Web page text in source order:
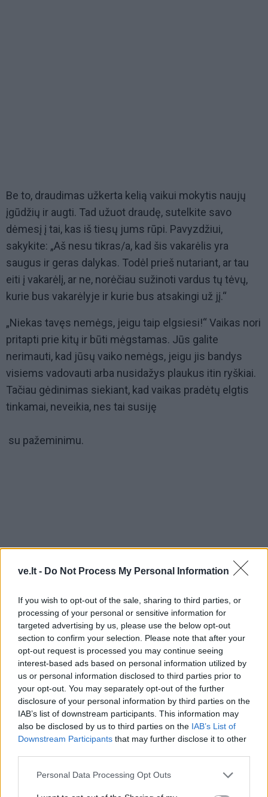
ve.lt - Do Not Process My Personal Information
If you wish to opt-out of the sale, sharing to third parties, or
processing of your personal or sensitive information for
targeted advertising by us, please use the below opt-out
section to confirm your selection. Please note that after your
opt-out request is processed you may continue seeing
interest-based ads based on personal information utilized by
us or personal information disclosed to third parties prior to
your opt-out. You may separately opt-out of the further
disclosure of your personal information by third parties on the
IAB’s list of downstream participants. This information may
also be disclosed by us to third parties on the IAB’s List of
Downstream Participants that may further disclose it to other
Personal Data Processing Opt Outs
Be to, draudimas užkerta kelią vaikui mokytis naujų
įgūdžių ir augti. Tad užuot draudę, sutelkite savo
dėmesį į tai, kas iš tiesų jums rūpi. Pavyzdžiui,
sakykite: „Aš nesu tikras/a, kad šis vakarėlis yra
saugus ir geras dalykas. Todėl prieš nutariant, ar tau
eiti į vakarėlį, ar ne, norėčiau sužinoti vardus tų tėvų,
kurie bus vakarėlyje ir kurie bus atsakingi už jį.“
„Niekas tavęs nemėgs, jeigu taip elgsiesi!“ Vaikas nori
pritapti prie kitų ir būti mėgstamas. Jūs galite
nerimauti, kad jūsų vaiko nemėgs, jeigu jis bandys
visiems vadovauti arba nusidažys plaukus itin ryškiai.
Tačiau gėdinimas siekiant, kad vaikas pradėtų elgtis
tinkamai, neveikia, nes tai susiję
su pažeminimu.
Kas padeda susivaldyti?
Dažniausiai suaugusieji nesusivaldo, kai yra supykę
(nebūtinai ant vaikų), jaučiasi pavargę, nerimauja dėl
asmeninių problemų. Tad labai svarbu mokytis išlaikyti
savitvardą ir nusiraminti. I.Daniūnaitė rekomenduoja
pasirūpinti savimi, kol pyktis dar nesukilo ir mokytis
atvėsti prieš ką nors sakant.
„Pailsėkite (pamiegokite ar atsipalaiduokite), kai esate